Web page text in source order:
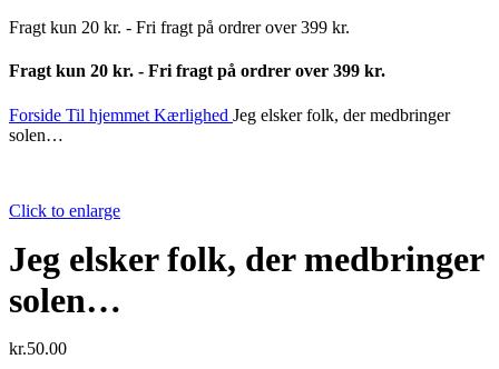
Fragt kun 20 kr. - Fri fragt på ordrer over 399 kr.
Fragt kun 20 kr. - Fri fragt på ordrer over 399 kr.
Forside Til hjemmet Kærlighed Jeg elsker folk, der medbringer
solen…
Click to enlarge
Jeg elsker folk, der medbringer
solen…
kr.50.00